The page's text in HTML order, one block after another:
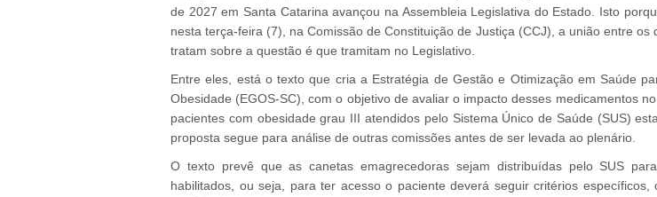
de 2027 em Santa Catarina avançou na Assembleia Legislativa do Estado. Isto
nesta terça-feira (7), na Comissão de Constituição de Justiça (CCJ), a união entre os
tratam sobre a questão é que tramitam no Legislativo.
Entre eles, está o texto que cria a Estratégia de Gestão e Otimização em Saúde
Obesidade (EGOS-SC), com o objetivo de avaliar o impacto desses medicamentos
pacientes com obesidade grau III atendidos pelo Sistema Único de Saúde (SUS)
proposta segue para análise de outras comissões antes de ser levada ao plenário.
O texto prevê que as canetas emagrecedoras sejam distribuídas pelo SUS
habilitados, ou seja, para ter acesso o paciente deverá seguir critérios específicos,